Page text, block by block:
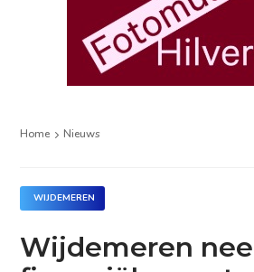
Home Nieuws
WIJDEMEREN
Wijdemeren